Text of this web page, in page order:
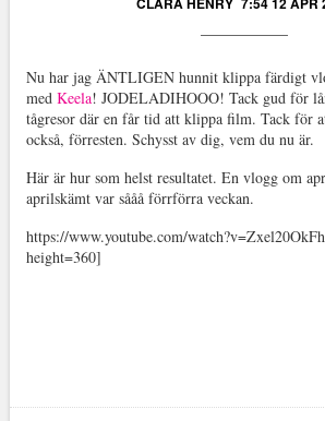
Nu har jag ÄNTLIGEN hunnit klippa färdigt
med Keela! JODELADIHOOO! Tack gud för
tågresor där en får tid att klippa film. Tack för
också, förresten. Schysst av dig, vem du nu är.
Här är hur som helst resultatet. En vlogg om
aprilskämt var sååå förrförra veckan.
https://www.youtube.com/
height=360]